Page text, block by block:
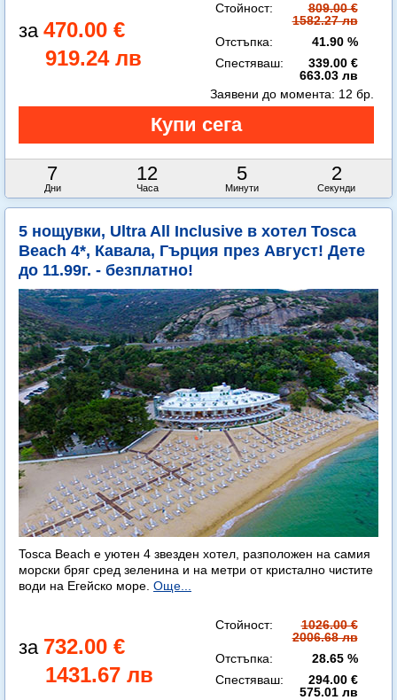
470.00 €
919.24 лв
Стойност:
809.00 €
1582.27 лв
Отстъпка:
41.90 %
Спестяваш:
339.00 €
663.03 лв
7
Дни
12
Часа
5
Минути
1
Секунда
Заявени до момента: 12 бр.
5 нощувки, Ultra All Inclusive в хотел Tosca
Beach 4*, Кавала, Гърция през Август! Дете
до 11.99г. - безплатно!
Tosca Beach е уютен 4 звезден хотел, разположен на самия
морски бряг сред зеленина и на метри от кристално чистите
води на Егейско море. Още...
732.00 €
1431.67 лв
Стойност:
1026.00 €
2006.68 лв
Отстъпка:
28.65 %
Спестяваш:
294.00 €
575.01 лв